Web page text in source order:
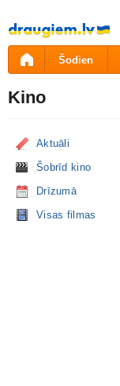
Pāriet
uz
saturu
Šodien
Kino
Aktuāli
Šobrīd kino
Drīzumā
Visas filmas